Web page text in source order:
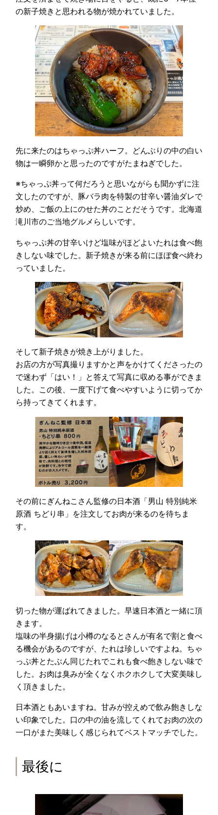
の新子焼きと思われる物が焼かれていました。
先に来たのはちゃっぷ丼ハーフ。どんぶりの中の白い
物は一瞬卵かと思ったのですがたまねぎでした。
※ちゃっぷ丼って何だろうと思いながらも聞かずに注
文したのですが、豚バラ肉を特製の甘辛い醤油ダレで
炒め、ご飯の上にのせた丼のことだそうです。北海道
滝川市のご当地グルメらしいです。
ちゃっぷ丼の甘辛いけど塩味がほどよいたれは食べ飽
きしない味でした。新子焼きが来る前にほぼ食べ終わ
っていました。
そして新子焼きが焼き上がりました。
お店の方が写真撮りますかと声をかけてくださったの
で迷わず「はい！」と答えて写真に収める事ができま
した。この後、一度下げて食べやすいように切ってか
ら持ってきてくれます。
その前にぎんねこさん監修の日本酒「男山 特別純米
原酒 ちどり串」を注文してお肉が来るのを待ちま
す。
切った物が運ばれてきました。早速日本酒と一緒に頂
きます。
塩味の半身揚げは小樽のなるとさんが有名で割と食べ
る機会があるのですが、たれは珍しいですよね。ちゃ
っぷ丼とたぶん同じたれでこれも食べ飽きしない味で
した。お肉は臭みが全くなくホクホクして大変美味し
く頂きました。
日本酒ともあいますね。甘みが控えめで飲み飽きしな
い印象でした。口の中の油を流してくれてお肉の次の
一口がまた美味しく感じられてベストマッチでした。
最後に